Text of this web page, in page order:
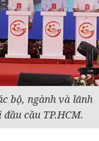
bộ, ngành và lãnh
cầu TP.HCM.